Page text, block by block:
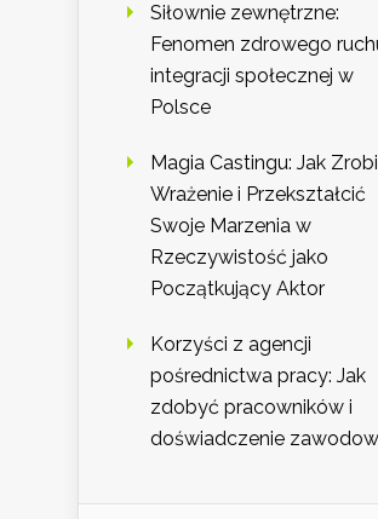
Siłownie zewnętrzne:
Fenomen zdrowego
integracji społecznej w
Polsce
Magia Castingu: Jak
Wrażenie i Przekształcić
Swoje Marzenia w
Rzeczywistość jako
Początkujący Aktor
Korzyści z agencji
pośrednictwa pracy: Jak
zdobyć pracowników i
doświadczenie